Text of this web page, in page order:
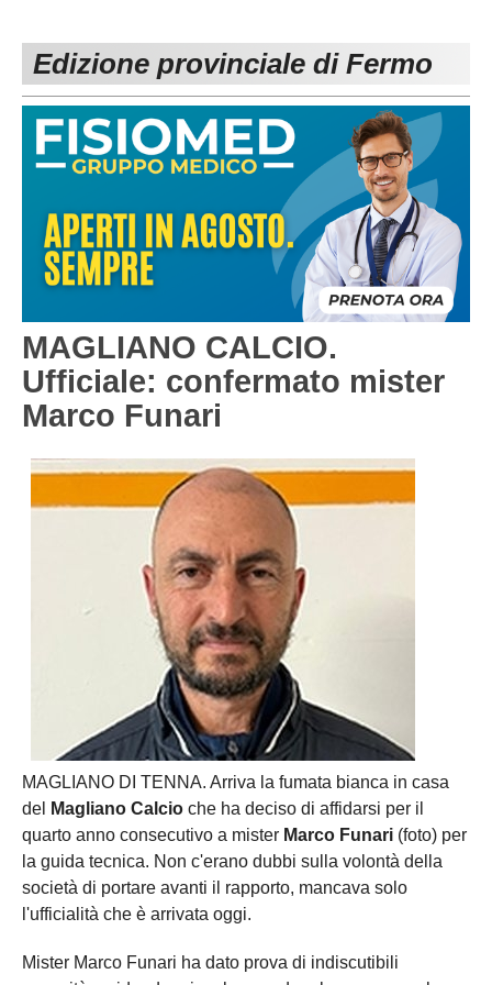
Carica la tua Rosa
1^ CATEGORIA
2^ CATEGORIA
3^ CATEGORIA
Edizione provinciale di Fermo
MAGLIANO CALCIO.
Ufficiale: confermato mister
Marco Funari
MAGLIANO DI TENNA. Arriva la fumata bianca in casa
del
Magliano Calcio che ha deciso di affidarsi per il
quarto anno consecutivo a mister Marco Funari (foto) per
la guida tecnica. Non c'erano dubbi sulla volontà della
società di portare avanti il rapporto, mancava solo
l'ufficialità che è arrivata oggi.
Mister Marco Funari ha dato prova di indiscutibili